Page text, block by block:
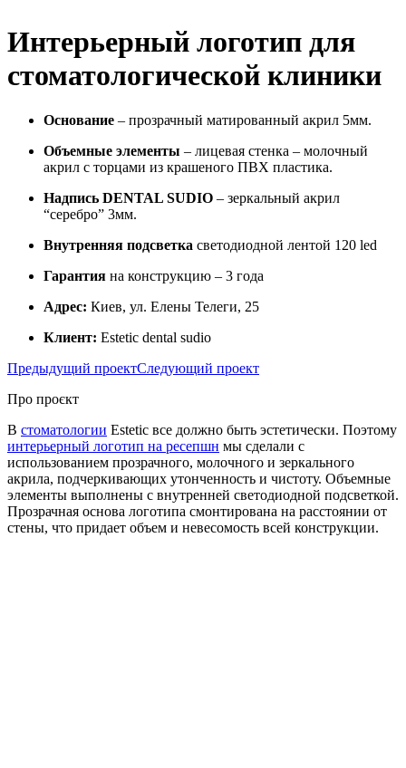
Интерьерный логотип для
стоматологической клиники
Основание – прозрачный матированный акрил 5мм.
Объемные элементы – лицевая стенка – молочный
акрил с торцами из крашеного ПВХ пластика.
Надпись DENTAL SUDIO – зеркальный акрил
“серебро” 3мм.
Внутренняя подсветка светодиодной лентой 120 led
Гарантия на конструкцию – 3 года
Адрес: Киев, ул. Елены Телеги, 25
Клиент: Estetic dental sudio
Предыдущий проектСледующий проект
Про проєкт
В стоматологии Estetic все должно быть эстетически. Поэтому
интерьерный логотип на ресепшн мы сделали с
использованием прозрачного, молочного и зеркального
акрила, подчеркивающих утонченность и чистоту. Объемные
элементы выполнены с внутренней светодиодной подсветкой.
Прозрачная основа логотипа смонтирована на расстоянии от
стены, что придает объем и невесомость всей конструкции.